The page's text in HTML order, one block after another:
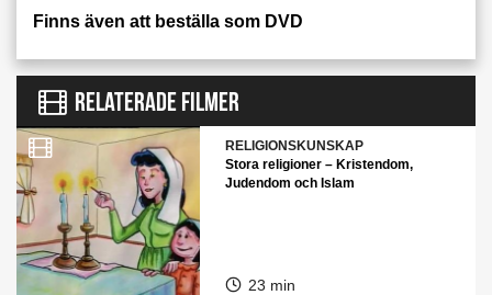
Finns även att beställa som DVD
RELATERADE FILMER
RELIGIONSKUNSKAP
Stora religioner – Kristendom,
Judendom och Islam
23 min